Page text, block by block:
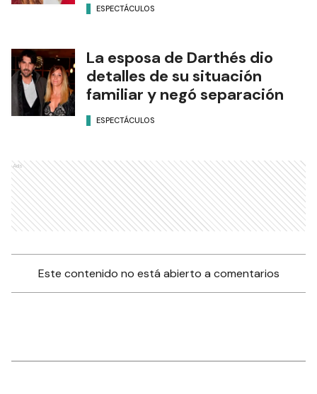
ESPECTÁCULOS
La esposa de Darthés dio
detalles de su situación
familiar y negó separación
ESPECTÁCULOS
Ads
Este contenido no está abierto a comentarios